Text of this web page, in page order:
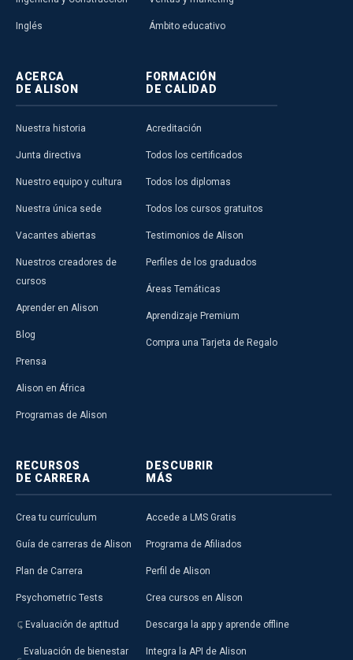
Inglés Ámbito educativo
ACERCA
DE ALISON
Nuestra historia
Junta directiva
Nuestro equipo y cultura
Nuestra única sede
Vacantes abiertas
Nuestros creadores de
cursos
Aprender en Alison
Blog
Prensa
Alison en África
Programas de Alison
FORMACIÓN
DE CALIDAD
Acreditación
Todos los certificados
Todos los diplomas
Todos los cursos gratuitos
Testimonios de Alison
Perfiles de los graduados
Áreas Temáticas
Aprendizaje Premium
Compra una Tarjeta de Regalo
RECURSOS
DE CARRERA
Crea tu currículum
Guía de carreras de Alison
Plan de Carrera
Psychometric Tests
Evaluación de aptitud
Evaluación de bienestar
DESCUBRIR
MÁS
Accede a LMS Gratis
Programa de Afiliados
Perfil de Alison
Crea cursos en Alison
Descarga la app y aprende offline
Integra la API de Alison